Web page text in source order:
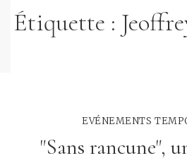
Étiquette :
EVÉNEMENTS
"Sans rancune",